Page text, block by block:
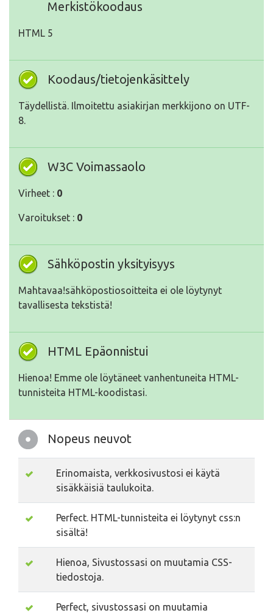
Merkistökoodaus
HTML 5
Koodaus/tietojenkäsittely
Täydellistä. Ilmoitettu asiakirjan merkkijono on UTF-
8.
W3C Voimassaolo
Virheet : 0
Varoitukset : 0
Sähköpostin yksityisyys
Mahtavaa!sähköpostiosoitteita ei ole löytynyt
tavallisesta tekstistä!
HTML Epäonnistui
Hienoa! Emme ole löytäneet vanhentuneita HTML-
tunnisteita HTML-koodistasi.
Nopeus neuvot
Erinomaista, verkkosivustosi ei käytä
sisäkkäisiä taulukoita.
Perfect. HTML-tunnisteita ei löytynyt css:n
sisältä!
Hienoa, Sivustossasi on muutamia CSS-
tiedostoja.
Perfect, sivustossasi on muutamia